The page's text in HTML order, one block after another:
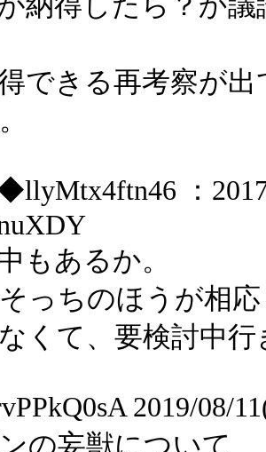
できる再考察が
：
もあるか。
っちのほうが相
くて、要検討中
2019/08/
の妄獣について